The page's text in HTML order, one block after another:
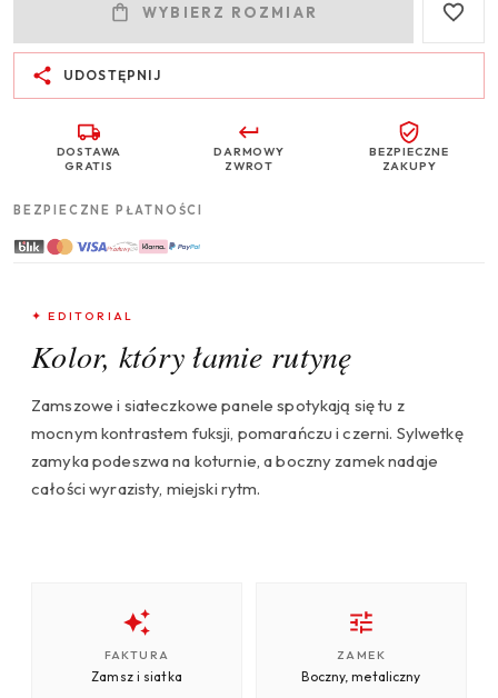
WYBIERZ ROZMIAR
UDOSTĘPNIJ
DOSTAWA
GRATIS
DARMOWY
ZWROT
BEZPIECZNE
ZAKUPY
BEZPIECZNE PŁATNOŚCI
✦ EDITORIAL
Kolor, który łamie rutynę
Zamszowe i siateczkowe panele spotykają się tu z
mocnym kontrastem fuksji, pomarańczu i czerni. Sylwetkę
zamyka podeszwa na koturnie, a boczny zamek nadaje
całości wyrazisty, miejski rytm.
FAKTURA
Zamsz i siatka
ZAMEK
Boczny, metaliczny